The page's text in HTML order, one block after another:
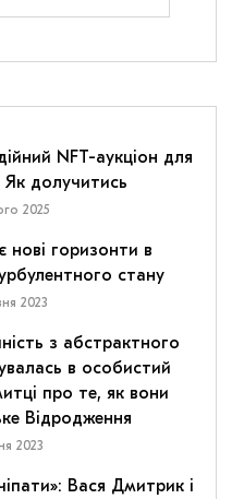
NFT-аукціон для
долучитись
2025
нові горизонти в
стану
2023
з абстрактного
в особистий
про те, як вони
Відродження
2023
Вася Дмитрик і